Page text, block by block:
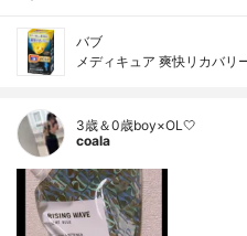
バブ
メディキュア 爽快リカバリ
3歳＆0歳boy×OL🤍
coala